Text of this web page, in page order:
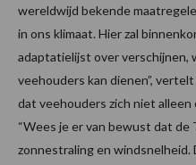
wereldwijd bekende
in ons klimaat. Hier zal
adaptatielijst over verschijnen,
veehouders kan dienen”,
dat veehouders zich niet
“Wees je er van bewust dat
zonnestraling en